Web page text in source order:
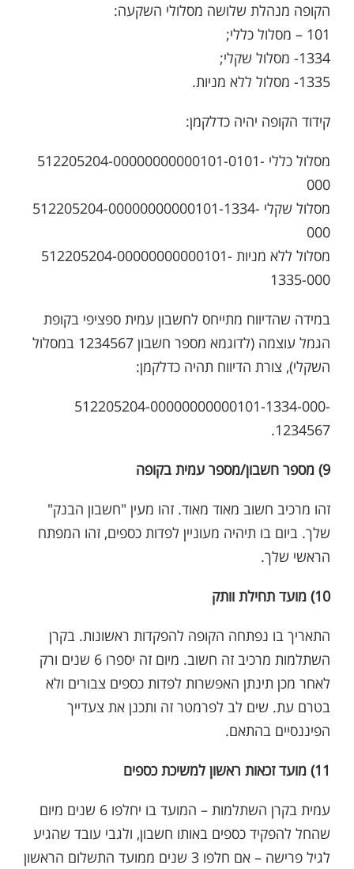
הקופה מנהלת שלושה מסלולי השקעה:
101 – מסלול כללי;
1334- מסלול שקלי;
1335- מסלול ללא מניות.
קידוד הקופה יהיה כדלקמן:
מסלול כללי 512205204-00000000000101-0101-
000
מסלול שקלי 512205204-00000000000101-1334-
000
מסלול ללא מניות 512205204-00000000000101-
1335-000
במידה שהדיווח מתייחס לחשבון עמית ספציפי בקופת
הגמל עוצמה (לדוגמא מספר חשבון 1234567 במסלול
השקלי), צורת הדיווח תהיה כדלקמן:
512205204-00000000000101-1334-000-
1234567.
9) מספר חשבון/מספר עמית בקופה
זהו מרכיב חשוב מאוד מאוד. זהו מעין "חשבון הבנק"
שלך. ביום בו תיהיה מעוניין לפדות כספים, זהו המפתח
הראשי שלך.
10) מועד תחילת וותק
התאריך בו נפתחה הקופה להפקדות ראשונות. בקרן
השתלמות מרכיב זה חשוב. מיום זה יספרו 6 שנים ורק
לאחר מכן תינתן האפשרות לפדות כספים צבורים ולא
בטרם עת. שים לב לפרמטר זה ותכנן את צעדייך
הפיננסיים בהתאם.
11) מועד זכאות ראשון למשיכת כספים
עמית בקרן השתלמות – המועד בו יחלפו 6 שנים מיום
שהחל להפקיד כספים באותו חשבון, ולגבי עובד שהגיע
לגיל פרישה – אם חלפו 3 שנים ממועד התשלום הראשון